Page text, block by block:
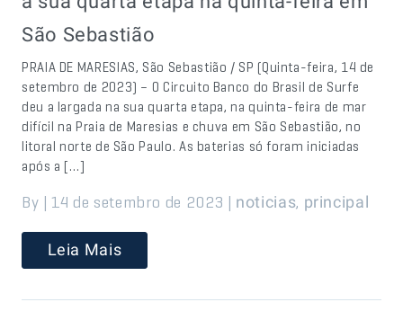
São Sebastião
PRAIA DE MARESIAS, São Sebastião / SP (Quinta-feira, 14 de
setembro de 2023) – O Circuito Banco do Brasil de Surfe
deu a largada na sua quarta etapa, na quinta-feira de mar
difícil na Praia de Maresias e chuva em São Sebastião, no
litoral norte de São Paulo. As baterias só foram iniciadas
após a […]
By | 14 de setembro de 2023 | noticias, principal
Leia Mais